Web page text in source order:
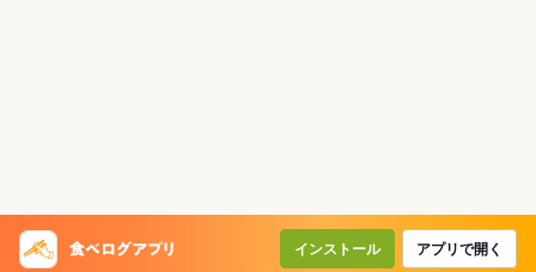
インストール アプリで開く